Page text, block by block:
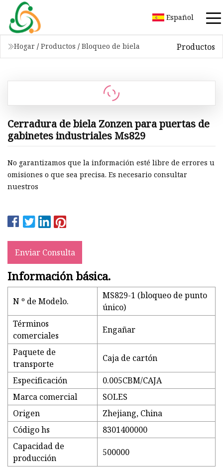
Español
Hogar / Productos / Bloqueo de biela Productos
Cerradura de biela Zonzen para puertas de
gabinetes industriales Ms829
No garantizamos que la información esté libre de errores u
omisiones o que sea precisa. Es necesario consultar
nuestros
Enviar Consulta
Información básica.
N º de Modelo.
MS829-1 (bloqueo de punto
único)
Términos
comerciales
Engañar
Paquete de
transporte
Caja de cartón
Especificación
0.005CBM/CAJA
Marca comercial
SOLES
Origen
Zhejiang, China
Código hs
8301400000
Capacidad de
producción
500000